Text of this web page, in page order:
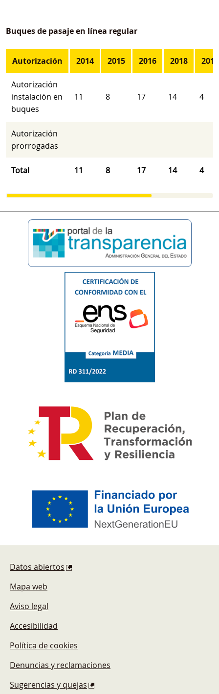
Buques de pasaje en línea regular
Autorización 2014 2015 2016 2018 2019
Autorización
instalación en
buques
11 8 17 14 4
Autorización
prorrogadas
Total 11 8 17 14 4
Datos abiertos
Mapa web
Aviso legal
Accesibilidad
Política de cookies
Denuncias y reclamaciones
Sugerencias y quejas